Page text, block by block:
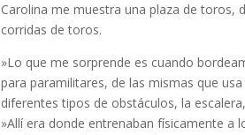
Carolina me muestra una plaza de toros,
corridas de toros.
»Lo que me sorprende es cuando
para paramilitares, de las mismas que
diferentes tipos de obstáculos, la
»Allí era donde entrenaban físicamente a